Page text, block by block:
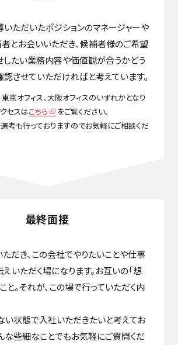
ただいたポジションのマネージャーや
とお会いいただき、候補者様のご希望
したい業務内容や価値観が合うかどう
させていただければと考えています。
京オフィス、大阪オフィスのいずれかとなり
セスはこちら
をご覧ください。
考も行っておりますのでお気軽にご相談くだ
最終面接
だき、この会社でやりたいことや仕事
いただく場になります。お互いの「想
と。それが、この場で行っていただく内
状態で入社いただきたいと考えてお
な些細なことでもお気軽にご質問くだ